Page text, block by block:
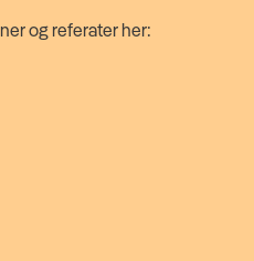
og referater her: